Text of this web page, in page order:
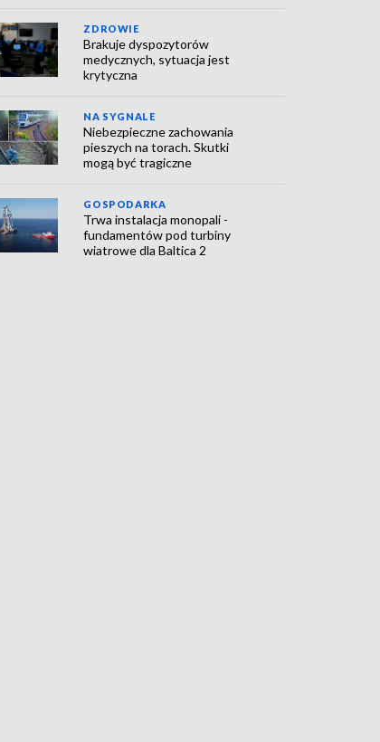
ZDROWIE
Brakuje dyspozytorów
medycznych, sytuacja jest
krytyczna
NA SYGNALE
Niebezpieczne zachowania
pieszych na torach. Skutki
mogą być tragiczne
GOSPODARKA
Trwa instalacja monopali -
fundamentów pod turbiny
wiatrowe dla Baltica 2